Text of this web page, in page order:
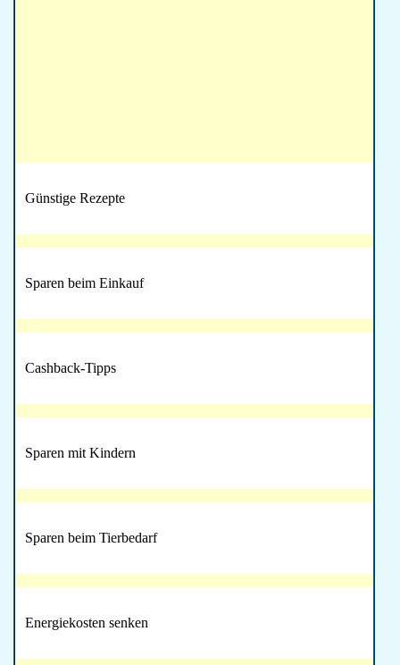
Günstige Rezepte
Sparen beim Einkauf
Cashback-Tipps
Sparen mit Kindern
Sparen beim Tierbedarf
Energiekosten senken